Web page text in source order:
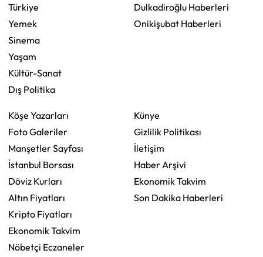
Türkiye
Yemek
Sinema
Yaşam
Kültür-Sanat
Dış Politika
Dulkadiroğlu Haberleri
Onikişubat Haberleri
Köşe Yazarları
Foto Galeriler
Manşetler Sayfası
İstanbul Borsası
Döviz Kurları
Altın Fiyatları
Kripto Fiyatları
Ekonomik Takvim
Nöbetçi Eczaneler
Künye
Gizlilik Politikası
İletişim
Haber Arşivi
Ekonomik Takvim
Son Dakika Haberleri